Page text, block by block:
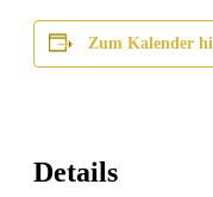
Zum Kalender
Details